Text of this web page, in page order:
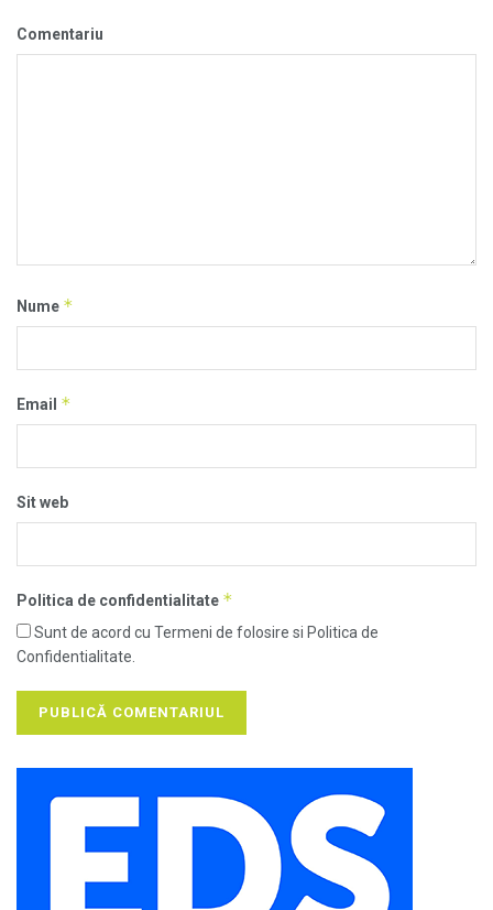
Comentariu
Nume *
Email *
Sit web
Politica de confidentialitate *
Sunt de acord cu Termeni de folosire si Politica de
Confidentialitate.